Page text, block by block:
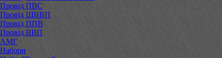
Провід ПВС
Провід ШВВП
Провід ППВ
Провід ВВП
АМГ
Набори